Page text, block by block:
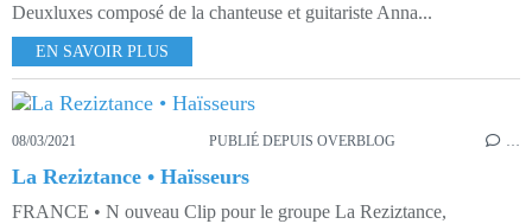
Deuxluxes composé de la chanteuse et guitariste Anna...
EN SAVOIR PLUS
08/03/2021 PUBLIÉ DEPUIS OVERBLOG …
La Reziztance • Haïsseurs
FRANCE • N ouveau Clip pour le groupe La Reziztance,